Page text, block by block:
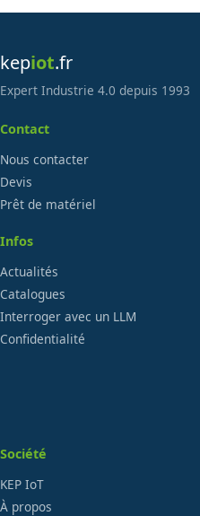
kepiot.fr
Expert Industrie 4.0 depuis 1993
Contact
Nous contacter
Devis
Prêt de matériel
Infos
Actualités
Catalogues
Interroger avec un LLM
Confidentialité
Société
KEP IoT
À propos